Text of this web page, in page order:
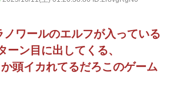
ノワールのエルフが入っている
ーン目に出してくる、
頭イカれてるだろこのゲーム